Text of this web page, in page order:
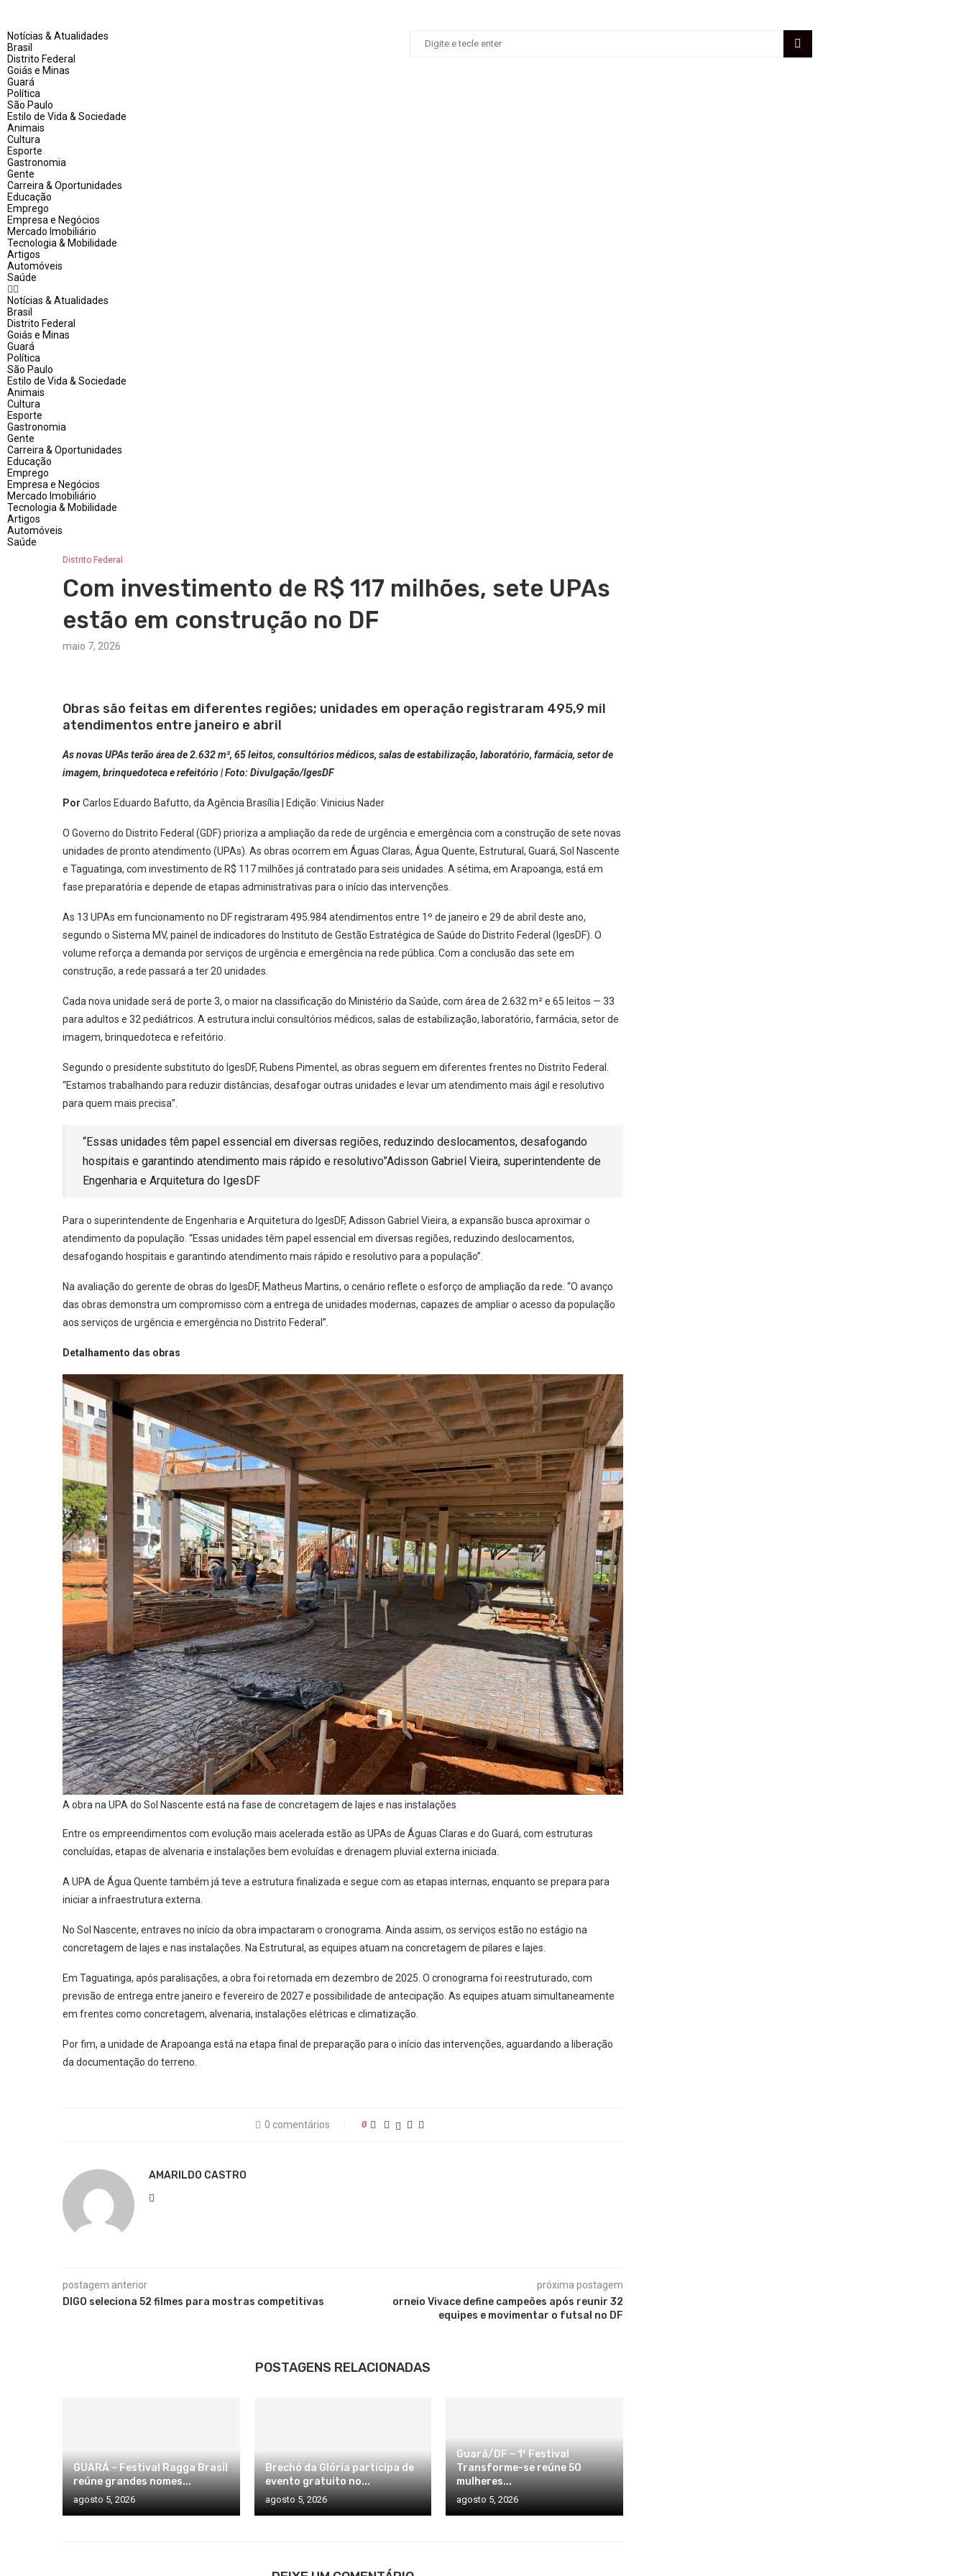
Notícias & Atualidades
Brasil
Distrito Federal
Goiás e Minas
Guará
Política
São Paulo
Estilo de Vida & Sociedade
Animais
Cultura
Esporte
Gastronomia
Gente
Carreira & Oportunidades
Educação
Emprego
Empresa e Negócios
Mercado Imobiliário
Tecnologia & Mobilidade
Artigos
Automóveis
Saúde
Notícias & Atualidades
Brasil
Distrito Federal
Goiás e Minas
Guará
Política
São Paulo
Estilo de Vida & Sociedade
Animais
Cultura
Esporte
Gastronomia
Gente
Carreira & Oportunidades
Educação
Emprego
Empresa e Negócios
Mercado Imobiliário
Tecnologia & Mobilidade
Artigos
Automóveis
Saúde
Distrito Federal
Com investimento de R$ 117 milhões, sete UPAs
estão em construção no DF
maio 7, 2026
Obras são feitas em diferentes regiões; unidades em operação registraram 495,9 mil
atendimentos entre janeiro e abril
As novas UPAs terão área de 2.632 m², 65 leitos, consultórios médicos, salas de estabilização, laboratório, farmácia, setor de
imagem, brinquedoteca e refeitório | Foto: Divulgação/IgesDF
Por Carlos Eduardo Bafutto, da Agência Brasília | Edição: Vinicius Nader
O Governo do Distrito Federal (GDF) prioriza a ampliação da rede de urgência e emergência com a construção de sete novas
unidades de pronto atendimento (UPAs). As obras ocorrem em Águas Claras, Água Quente, Estrutural, Guará, Sol Nascente
e Taguatinga, com investimento de R$ 117 milhões já contratado para seis unidades. A sétima, em Arapoanga, está em
fase preparatória e depende de etapas administrativas para o início das intervenções.
As 13 UPAs em funcionamento no DF registraram 495.984 atendimentos entre 1º de janeiro e 29 de abril deste ano,
segundo o Sistema MV, painel de indicadores do Instituto de Gestão Estratégica de Saúde do Distrito Federal (IgesDF). O
volume reforça a demanda por serviços de urgência e emergência na rede pública. Com a conclusão das sete em
construção, a rede passará a ter 20 unidades.
Cada nova unidade será de porte 3, o maior na classificação do Ministério da Saúde, com área de 2.632 m² e 65 leitos — 33
para adultos e 32 pediátricos. A estrutura inclui consultórios médicos, salas de estabilização, laboratório, farmácia, setor de
imagem, brinquedoteca e refeitório.
Segundo o presidente substituto do IgesDF, Rubens Pimentel, as obras seguem em diferentes frentes no Distrito Federal.
“Estamos trabalhando para reduzir distâncias, desafogar outras unidades e levar um atendimento mais ágil e resolutivo
para quem mais precisa”.
“Essas unidades têm papel essencial em diversas regiões, reduzindo deslocamentos, desafogando
hospitais e garantindo atendimento mais rápido e resolutivo”Adisson Gabriel Vieira, superintendente de
Engenharia e Arquitetura do IgesDF
Para o superintendente de Engenharia e Arquitetura do IgesDF, Adisson Gabriel Vieira, a expansão busca aproximar o
atendimento da população. “Essas unidades têm papel essencial em diversas regiões, reduzindo deslocamentos,
desafogando hospitais e garantindo atendimento mais rápido e resolutivo para a população”.
Na avaliação do gerente de obras do IgesDF, Matheus Martins, o cenário reflete o esforço de ampliação da rede. “O avanço
das obras demonstra um compromisso com a entrega de unidades modernas, capazes de ampliar o acesso da população
aos serviços de urgência e emergência no Distrito Federal”.
Detalhamento das obras
A obra na UPA do Sol Nascente está na fase de concretagem de lajes e nas instalações
Entre os empreendimentos com evolução mais acelerada estão as UPAs de Águas Claras e do Guará, com estruturas
concluídas, etapas de alvenaria e instalações bem evoluídas e drenagem pluvial externa iniciada.
A UPA de Água Quente também já teve a estrutura finalizada e segue com as etapas internas, enquanto se prepara para
iniciar a infraestrutura externa.
No Sol Nascente, entraves no início da obra impactaram o cronograma. Ainda assim, os serviços estão no estágio na
concretagem de lajes e nas instalações. Na Estrutural, as equipes atuam na concretagem de pilares e lajes.
Em Taguatinga, após paralisações, a obra foi retomada em dezembro de 2025. O cronograma foi reestruturado, com
previsão de entrega entre janeiro e fevereiro de 2027 e possibilidade de antecipação. As equipes atuam simultaneamente
em frentes como concretagem, alvenaria, instalações elétricas e climatização.
Por fim, a unidade de Arapoanga está na etapa final de preparação para o início das intervenções, aguardando a liberação
da documentação do terreno.
0 comentários 0
AMARILDO CASTRO
postagem anterior
DIGO seleciona 52 filmes para mostras competitivas
próxima postagem
orneio Vivace define campeões após reunir 32
equipes e movimentar o futsal no DF
POSTAGENS RELACIONADAS
GUARÁ – Festival Ragga Brasil
reúne grandes nomes...
agosto 5, 2026
Brechó da Glória participa de
evento gratuito no...
agosto 5, 2026
Guará/DF – 1º Festival
Transforme-se reúne 50
mulheres...
agosto 5, 2026